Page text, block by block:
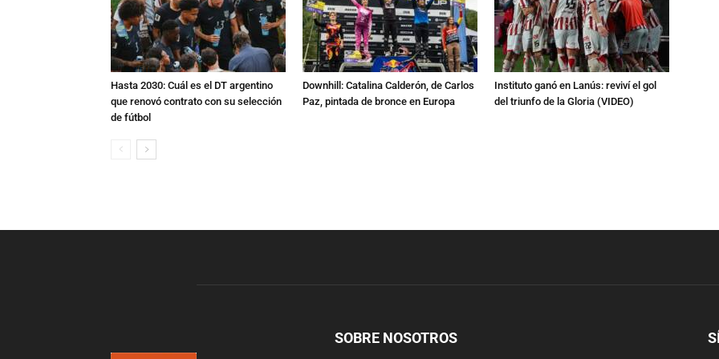
Hasta 2030: Cuál es el DT argentino
que renovó contrato con su selección
de fútbol
Downhill: Catalina Calderón, de Carlos
Paz, pintada de bronce en Europa
Instituto ganó en Lanús: reviví el gol
del triunfo de la Gloria (VIDEO)
SOBRE NOSOTROS